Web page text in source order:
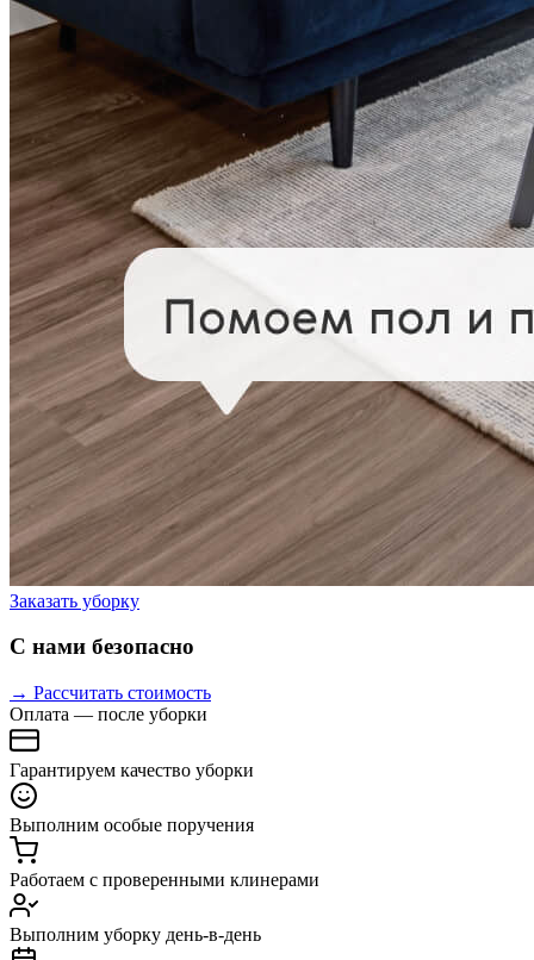
Заказать уборку
С нами безопасно
→ Рассчитать стоимость
Оплата — после уборки
Гарантируем качество уборки
Выполним особые поручения
Работаем с проверенными клинерами
Выполним уборку день-в-день